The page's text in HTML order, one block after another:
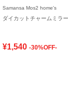
Samansa Mos2 home's
ダイカットチャームミラー
¥1,540 -30%OFF-